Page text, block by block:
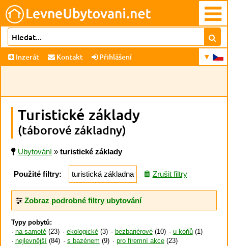
Inzerát Kontakt Přihlášení
Turistické základy
(táborové základny)
Ubytování » turistické základy
Použité filtry: turistická základna Zrušit filtry
Zobraz podrobné filtry ubytování
Typy pobytů:
na samotě(23) ekologické(3) bezbariérové(10) u koňů(1)
nejlevnější (84) s bazénem (9) pro firemní akce(23)